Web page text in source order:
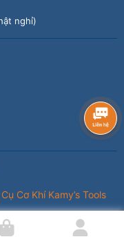
nghỉ)
Cơ Khí Kamy’s Tools